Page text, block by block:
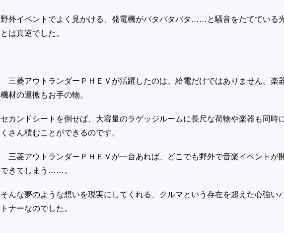
野外イベントでよく見かける、発電機がバタバタバタ …… と騒音をたてている
とは真逆でした。
三菱アウトランダーＰＨＥＶが活躍したのは、給電だけではありません。楽
機材の運搬もお手の物。
セカンドシートを倒せば、大容量のラゲッジルームに長尺な荷物や楽器も同時
くさん積むことができるのです。
三菱アウトランダーＰＨＥＶが一台あれば、どこでも野外で音楽イベントが
できてしまう …… 。
そんな夢のような想いを現実にしてくれる、クルマという存在を超えた心強い
トナーなのでした。